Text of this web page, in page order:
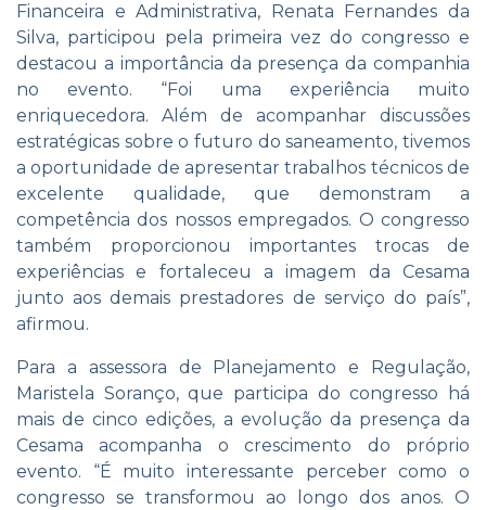
Financeira e Administrativa, Renata Fernandes da
Silva, participou pela primeira vez do congresso e
destacou a importância da presença da companhia
no evento. “Foi uma experiência muito
enriquecedora. Além de acompanhar discussões
estratégicas sobre o futuro do saneamento, tivemos
a oportunidade de apresentar trabalhos técnicos de
excelente qualidade, que demonstram a
competência dos nossos empregados. O congresso
também proporcionou importantes trocas de
experiências e fortaleceu a imagem da Cesama
junto aos demais prestadores de serviço do país”,
afirmou.
Para a assessora de Planejamento e Regulação,
Maristela Soranço, que participa do congresso há
mais de cinco edições, a evolução da presença da
Cesama acompanha o crescimento do próprio
evento. “É muito interessante perceber como o
congresso se transformou ao longo dos anos. O